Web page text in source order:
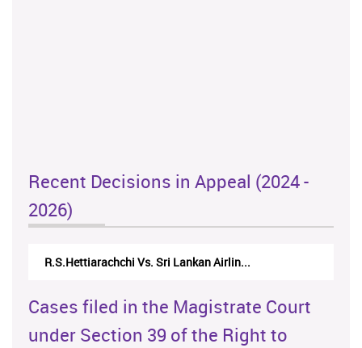
Recent Decisions in Appeal (2024 -
2026)
N.Kodituwakku Vs. Attorney General's De...
Cases filed in the Magistrate Court
under Section 39 of the Right to